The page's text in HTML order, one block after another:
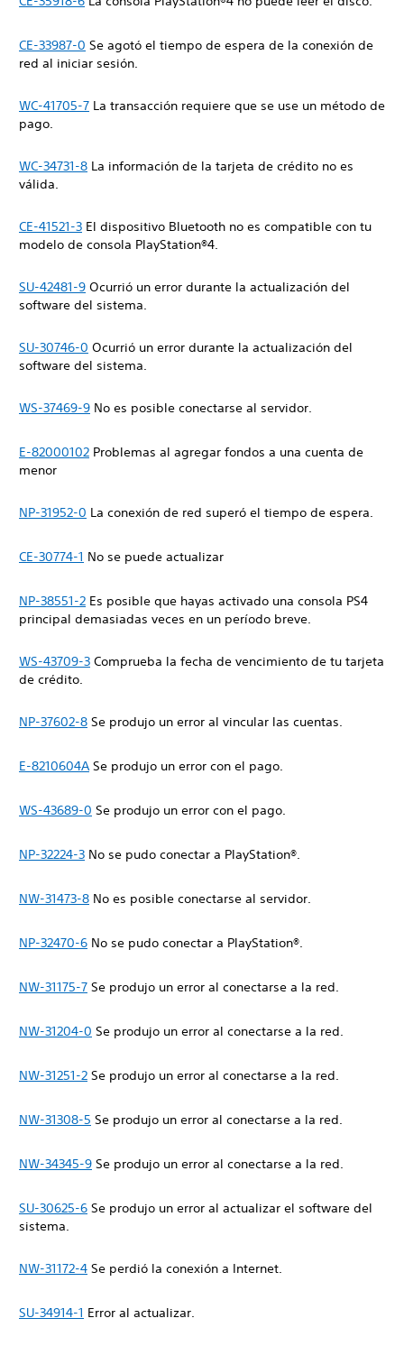
CE-33987-0 Se agotó el tiempo de espera de la conexión de
red al iniciar sesión.
WC-41705-7 La transacción requiere que se use un método de
pago.
WC-34731-8 La información de la tarjeta de crédito no es
válida.
CE-41521-3 El dispositivo Bluetooth no es compatible con tu
modelo de consola PlayStation®4.
SU-42481-9 Ocurrió un error durante la actualización del
software del sistema.
SU-30746-0 Ocurrió un error durante la actualización del
software del sistema.
WS-37469-9 No es posible conectarse al servidor.
E-82000102 Problemas al agregar fondos a una cuenta de
menor
NP-31952-0 La conexión de red superó el tiempo de espera.
CE-30774-1 No se puede actualizar
NP-38551-2 Es posible que hayas activado una consola PS4
principal demasiadas veces en un período breve.
WS-43709-3 Comprueba la fecha de vencimiento de tu tarjeta
de crédito.
NP-37602-8 Se produjo un error al vincular las cuentas.
E-8210604ASe produjo un error con el pago.
WS-43689-0 Se produjo un error con el pago.
NP-32224-3 No se pudo conectar a PlayStation®.
NW-31473-8 No es posible conectarse al servidor.
NP-32470-6 No se pudo conectar a PlayStation®.
NW-31175-7 Se produjo un error al conectarse a la red.
NW-31204-0 Se produjo un error al conectarse a la red.
NW-31251-2 Se produjo un error al conectarse a la red.
NW-31308-5 Se produjo un error al conectarse a la red.
NW-34345-9 Se produjo un error al conectarse a la red.
SU-30625-6 Se produjo un error al actualizar el software del
sistema.
NW-31172-4 Se perdió la conexión a Internet.
SU-34914-1 Error al actualizar.